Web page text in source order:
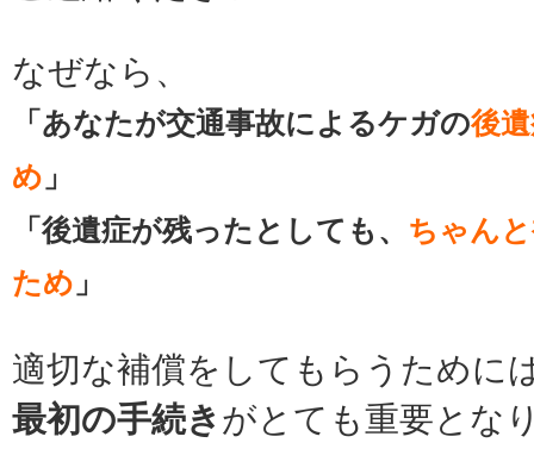
なぜなら、
「あなたが交通事故によるケガの後
め 」
「後遺症が残ったとしても、 ちゃん
ため 」
適切な補償をしてもらうために
最初の手続き がとても重要とな